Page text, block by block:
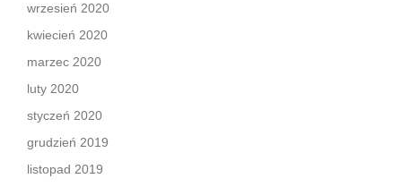
wrzesień 2020
kwiecień 2020
marzec 2020
luty 2020
styczeń 2020
grudzień 2019
listopad 2019